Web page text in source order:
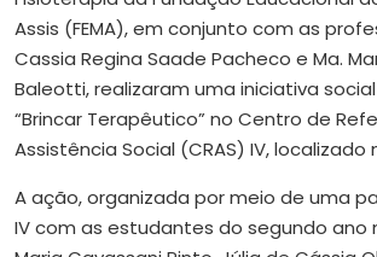
Assis (FEMA), em conjunto com as
Cassia Regina Saade Pacheco e Ma.
Baleotti, realizaram uma iniciativa
“Brincar Terapêutico” no Centro de
Assistência Social (CRAS) IV, localizado
A ação, organizada por meio de uma
IV com as estudantes do segundo ano